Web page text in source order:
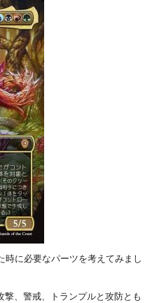
に必要なパーツを考えてみまし
撃、警戒、トランプルと攻防とも